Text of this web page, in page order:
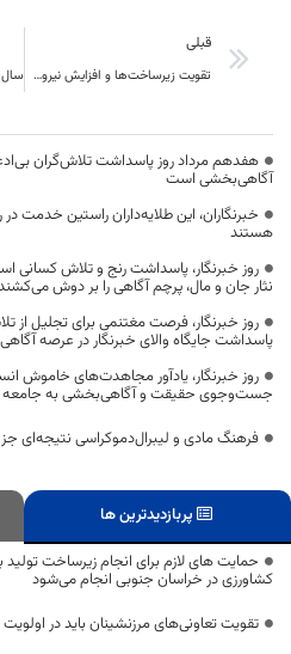
قبلی
تقویت زیرساخت‌ها و افزایش نیروی انسانی دستگاه قضا در خراسان جنوبی
هفدهم مرداد روز پاسداشت تلاش‌گران
آگاهی‌بخشی است
خبرنگاران، این طلایه‌داران راستین خدمت
هستند
روز خبرنگار، پاسداشت رنج و تلاش کسانی
نثار جان و مال، پرچم آگاهی را بر دوش
روز خبرنگار، فرصت مغتنمی برای تجلیل از
پاسداشت جایگاه والای خبرنگار در عرصه
روز خبرنگار، یادآور مجاهدت‌های خاموش
جست‌وجوی حقیقت و آگاهی‌بخشی به جامعه
فرهنگ مادی و لیبرال‌دموکراسی نتیجه‌ای
پربازدیدترین ها
حمایت های لازم برای انجام زیرساخت
کشاورزی در خراسان جنوبی انجام می‌شود
تقویت تعاونی‌های مرزنشینان باید در اولویت